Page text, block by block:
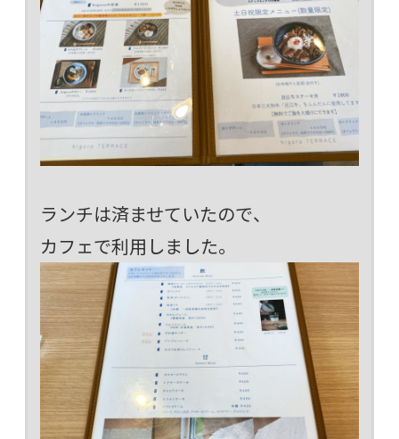
ランチは済ませていたので、
カフェで利用しました。